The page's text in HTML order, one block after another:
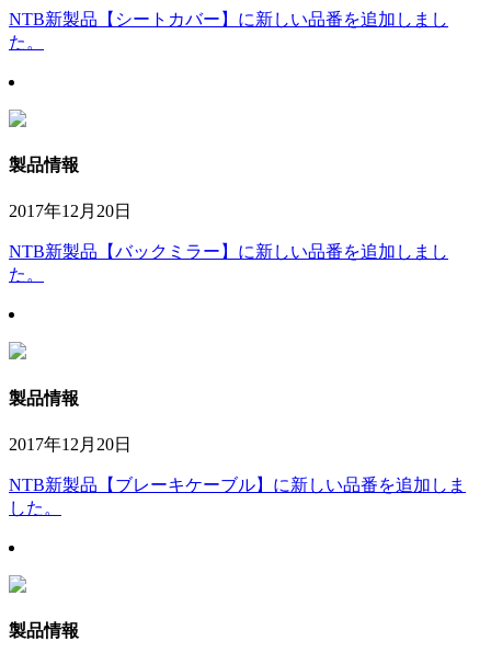
NTB新製品【シートカバー】に新しい品番を追加しまし
た。
製品情報
2017年12月20日
NTB新製品【バックミラー】に新しい品番を追加しまし
た。
製品情報
2017年12月20日
NTB新製品【ブレーキケーブル】に新しい品番を追加しま
した。
製品情報